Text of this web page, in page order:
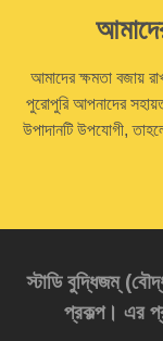
আমাদের ক্ষমতা বজায়
পুরোপুরি আপনাদের
উপাদানটি উপযোগী,
স্টাডি বুদ্ধিজম্‌
প্রকল্প। এর